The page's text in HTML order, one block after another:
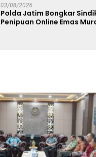
03/08/2026
Polda Jatim Bongkar
Penipuan Online Emas